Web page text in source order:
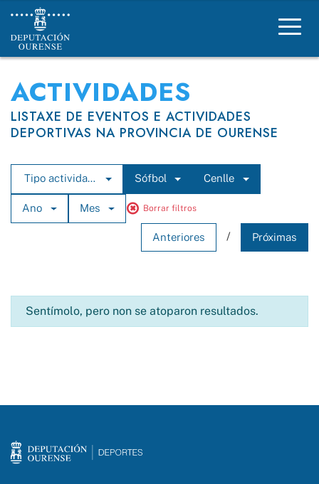
Deportes Deputación Ourense
ACTIVIDADES
LISTAXE DE EVENTOS E ACTIVIDADES
DEPORTIVAS NA PROVINCIA DE OURENSE
Tipo actividade Sófbol Cenlle
Ano Mes Borrar filtros
Anteriores / Próximas
Sentímolo, pero non se atoparon resultados.